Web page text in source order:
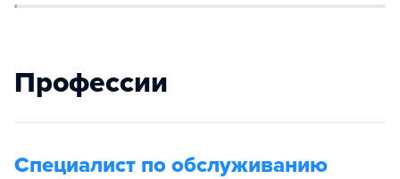
Профессии
Специалист по обслуживанию